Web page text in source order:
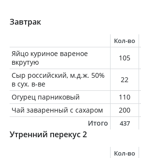
Завтрак
Кол-во
Яйцо куриное вареное
вкрутую
105
Сыр российский, м.д.ж. 50%
в сух. в-ве
22
Огурец парниковый
110
Чай заваренный с сахаром
200
Итого
437
Утренний перекус 2
Кол-во